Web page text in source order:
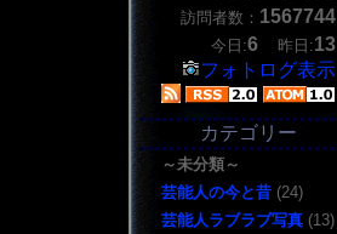
訪問者数： 1567744
今日:6 昨日:13
フォトログ表示
カテゴリー
～未分類～
芸能人の今と昔 (24)
芸能人ラブラブ写真 (13)